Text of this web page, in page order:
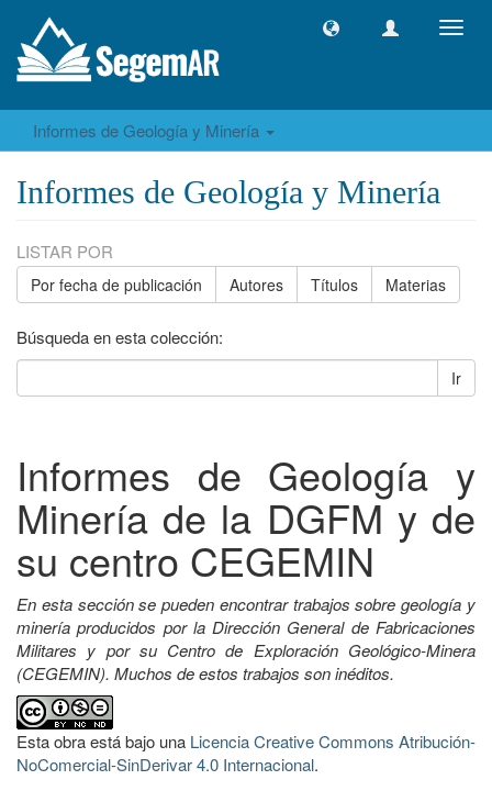
Informes de Geología y Minería
Informes de Geología y Minería
LISTAR POR
Por fecha de publicación Autores Títulos Materias
Búsqueda en esta colección:
Ir
Informes de Geología y
Minería de la DGFM y de
su centro CEGEMIN
En esta sección se pueden encontrar trabajos sobre geología y
minería producidos por la Dirección General de Fabricaciones
Militares y por su Centro de Exploración Geológico-Minera
(CEGEMIN). Muchos de estos trabajos son inéditos.
Esta obra está bajo una Licencia Creative Commons Atribución-
NoComercial-SinDerivar 4.0 Internacional.